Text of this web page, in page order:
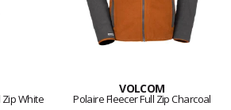
White
VOLCOM
Polaire Fleecer Full Zip Charcoal